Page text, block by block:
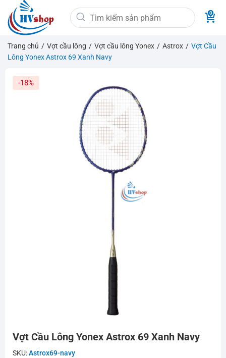
qua
nội
dung
Tìm
kiếm:
Trang chủ / Vợt cầu lông / Vợt cầu lông Yonex / Astrox / Vợt Cầu
Lông Yonex Astrox 69 Xanh Navy
-18%
Vợt Cầu Lông Yonex Astrox 69 Xanh Navy
SKU:Astrox69-navy